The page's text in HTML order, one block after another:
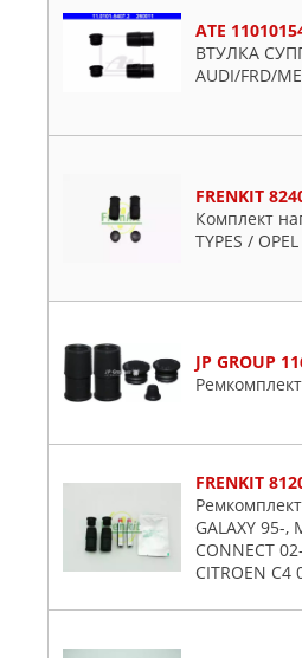
ATE
ВТУЛКА
AUDI/FRD/
FRENKIT
Комплект
TYPES /
JP GROUP
FRENKIT
GALAXY 95-,
CONNECT
CITROEN C4